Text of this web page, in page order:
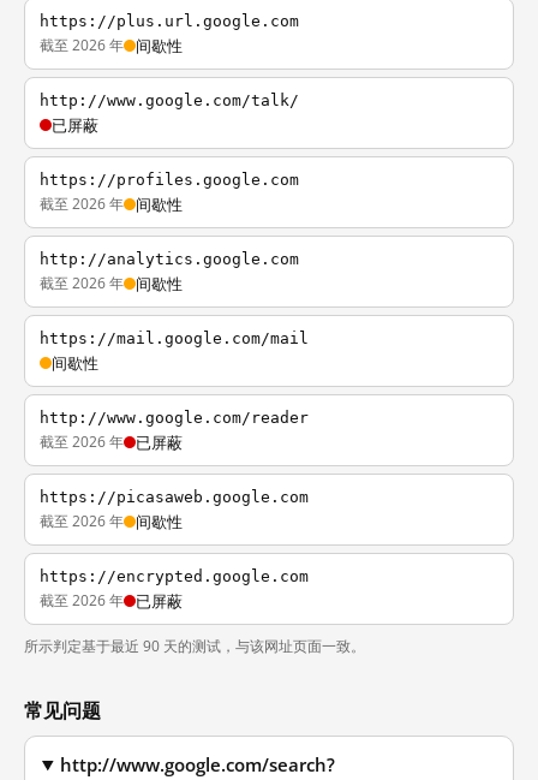
https://plus.url.google.com
截至 2026 年 间歇性
http://www.google.com/talk/
已屏蔽
https://profiles.google.com
截至 2026 年 间歇性
http://analytics.google.com
截至 2026 年 间歇性
https://mail.google.com/mail
间歇性
http://www.google.com/reader
截至 2026 年 已屏蔽
https://picasaweb.google.com
截至 2026 年 间歇性
https://encrypted.google.com
截至 2026 年 已屏蔽
所示判定基于最近 90 天的测试，与该网址页面一致。
常见问题
http://www.google.com/search?